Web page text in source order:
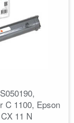
C 1100, Epson
11 N